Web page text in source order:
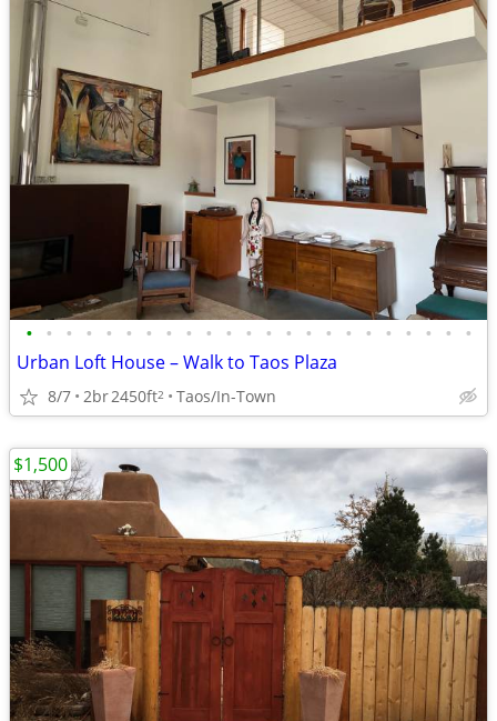
• • • • • • • • • • • • • • • • • • • • • • •
Urban Loft House – Walk to Taos Plaza
8/7 2br2450ft2 Taos/In-Town
$1,500